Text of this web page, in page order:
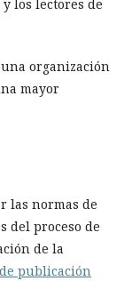
los lectores de
organización
mayor
las normas de
del proceso de
de la
publicación